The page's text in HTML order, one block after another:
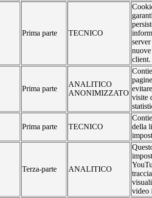
Prima parte TECNICO
client.
Prima parte
ANALITICO
ANONIMIZZATO
visite
Prima parte TECNICO
della
Terza-parte ANALITICO
video